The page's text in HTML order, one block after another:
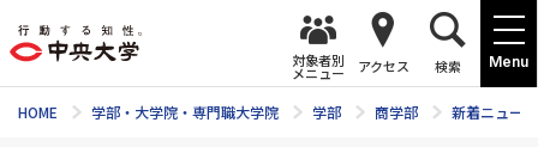
Menu
対象者別
メニュー アクセス 検索
HOME 学部・大学院・専門職大学院 学部 商学部 新着ニュース